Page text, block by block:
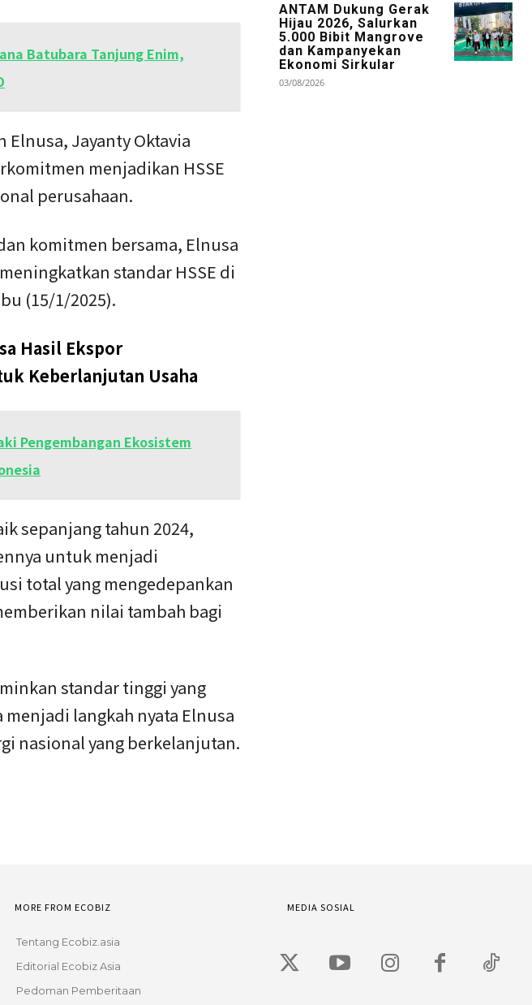
Batubara Tanjung Enim,
Elnusa, Jayanty Oktavia
menjadikan HSSE
perusahaan.
komitmen bersama, Elnusa
standar HSSE di
(15/1/2025).
Hasil Ekspor
Keberlanjutan Usaha
Pengembangan Ekosistem
sepanjang tahun 2024,
untuk menjadi
total yang mengedepankan
nilai tambah bagi
standar tinggi yang
langkah nyata Elnusa
nasional yang berkelanjutan.
ANTAM Dukung Gerak
Hijau 2026, Salurkan
5.000 Bibit Mangrove
dan Kampanyekan
Ekonomi Sirkular
03/08/2026
MORE FROM ECOBIZ
Tentang Ecobiz.asia
Editorial Ecobiz Asia
Pedoman Pemberitaan
MEDIA SOSIAL